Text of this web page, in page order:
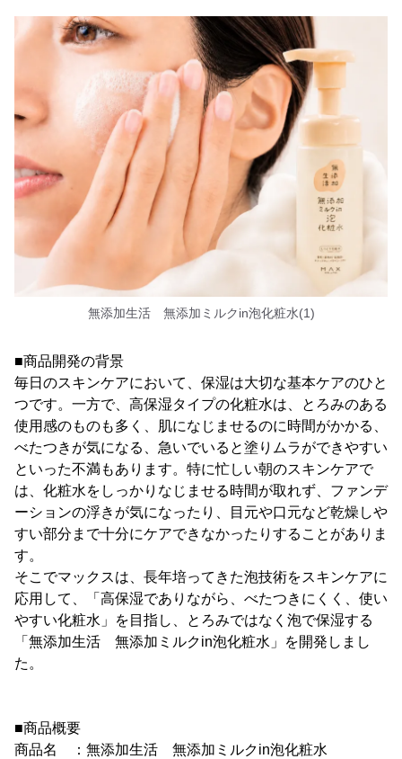
無添加生活 無添加ミルクin泡化粧水(1)
■商品開発の背景
毎日のスキンケアにおいて、保湿は大切な基本ケアのひと
つです。一方で、高保湿タイプの化粧水は、とろみのある
使用感のものも多く、肌になじませるのに時間がかかる、
べたつきが気になる、急いでいると塗りムラができやすい
といった不満もあります。特に忙しい朝のスキンケアで
は、化粧水をしっかりなじませる時間が取れず、ファンデ
ーションの浮きが気になったり、目元や口元など乾燥しや
すい部分まで十分にケアできなかったりすることがありま
す。
そこでマックスは、長年培ってきた泡技術をスキンケアに
応用して、「高保湿でありながら、べたつきにくく、使い
やすい化粧水」を目指し、とろみではなく泡で保湿する
「無添加生活 無添加ミルクin泡化粧水」を開発しまし
た。
■商品概要
商品名 ：無添加生活 無添加ミルクin泡化粧水